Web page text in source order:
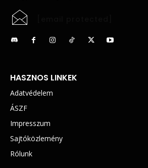
HASZNOS LINKEK
Adatvédelem
ÁSZF
Impresszum
Sajtóközlemény
Rólunk